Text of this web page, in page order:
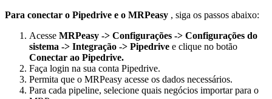
Para conectar o Pipedrive e o MRPeasy , siga os passos abaixo:
Acesse MRPeasy -> Configurações -> Configurações do
sistema -> Integração -> Pipedrive e clique no botão
Conectar ao Pipedrive.
Faça login na sua conta Pipedrive.
Permita que o MRPeasy acesse os dados necessários.
Para cada pipeline, selecione quais negócios importar para o